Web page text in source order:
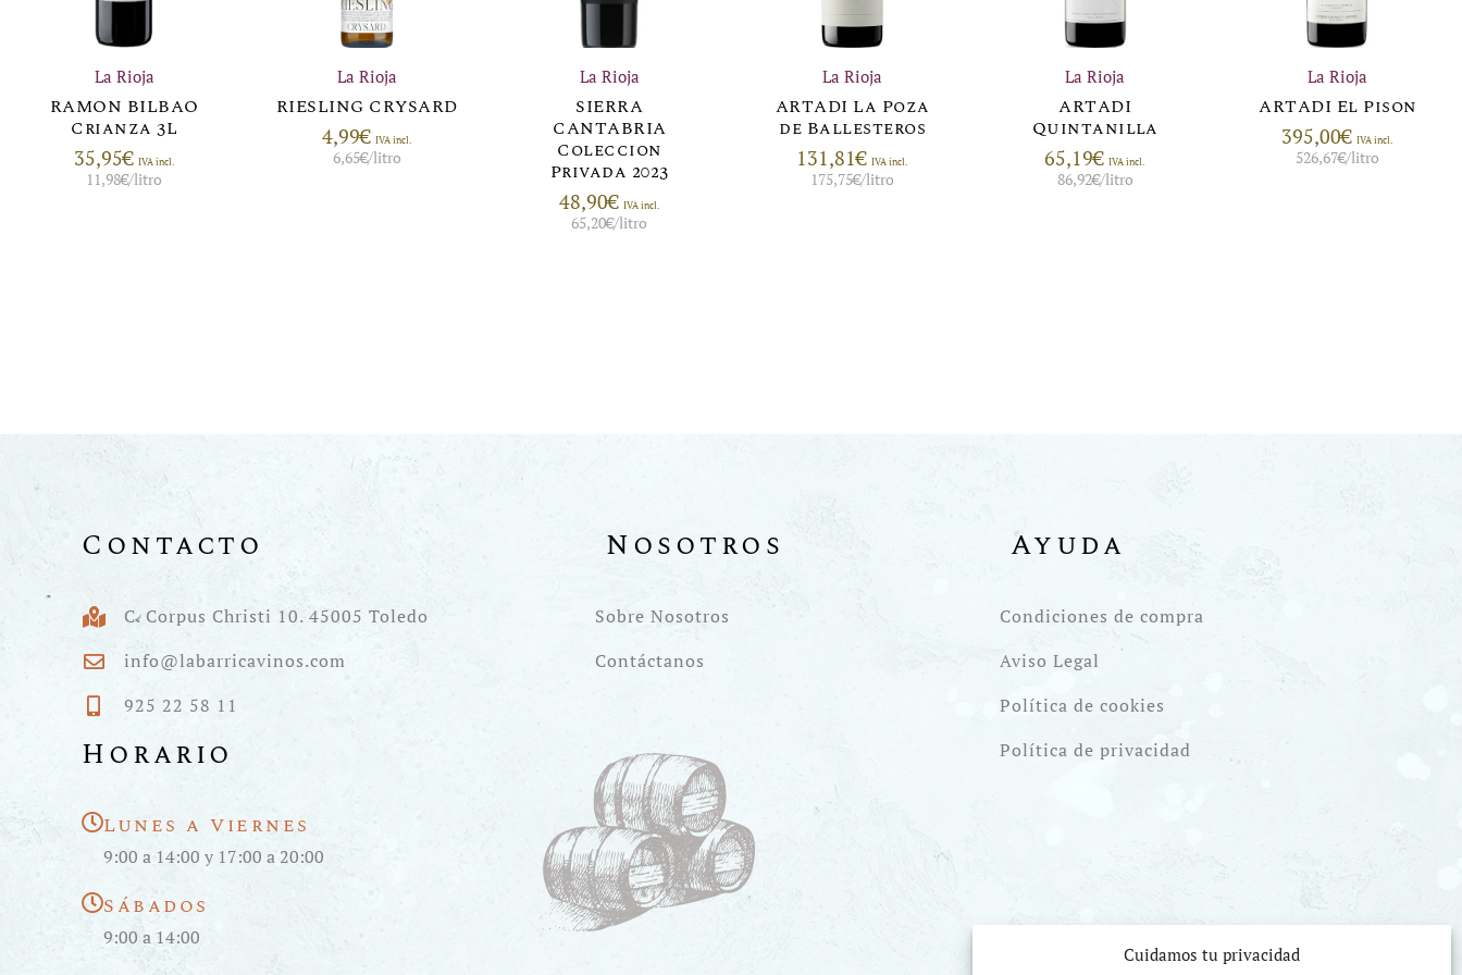
Cuidamos tu privacidad
La Rioja
RAMON BILBAO
Crianza 3L
35,95€ IVA incl.
11,98€/litro
La Rioja
RIESLING CRYSARD
4,99€ IVA incl.
6,65€/litro
La Rioja
SIERRA
CANTABRIA
Coleccion
Privada 2023
48,90€ IVA incl.
65,20€/litro
La Rioja
ARTADI La Poza
de Ballesteros
131,81€ IVA incl.
175,75€/litro
La Rioja
ARTADI
Quintanilla
65,19€ IVA incl.
86,92€/litro
La Rioja
ARTADI El Pison
395,00€ IVA incl.
526,67€/litro
Contacto
C. Corpus Christi 10. 45005 Toledo
info@labarricavinos.com
925 22 58 11
Horario
Lunes a Viernes
9:00 a 14:00 y 17:00 a 20:00
Sábados
9:00 a 14:00
Nosotros
Sobre Nosotros
Contáctanos
Ayuda
Condiciones de compra
Aviso Legal
Política de cookies
Política de privacidad